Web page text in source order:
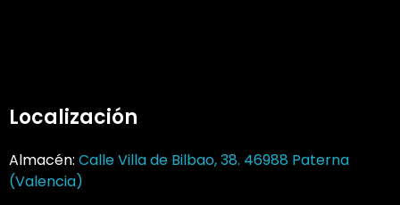
Localización
Almacén: Calle Villa de Bilbao, 38. 46988 Paterna
(Valencia)